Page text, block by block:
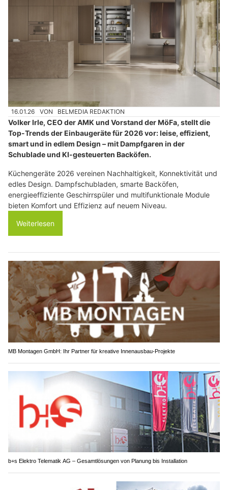
16.01.26 VON BELMEDIA REDAKTION
Volker Irle, CEO der AMK und Vorstand der MöFa, stellt die
Top-Trends der Einbaugeräte für 2026 vor: leise, effizient,
smart und in edlem Design – mit Dampfgaren in der
Schublade und KI-gesteuerten Backöfen.
Küchengeräte 2026 vereinen Nachhaltigkeit, Konnektivität und
edles Design. Dampfschubladen, smarte Backöfen,
energieeffiziente Geschirrspüler und multifunktionale Module
bieten Komfort und Effizienz auf neuem Niveau.
Weiterlesen
MB Montagen GmbH: Ihr Partner für kreative Innenausbau-Projekte
b+s Elektro Telematik AG – Gesamtlösungen von Planung bis Installation